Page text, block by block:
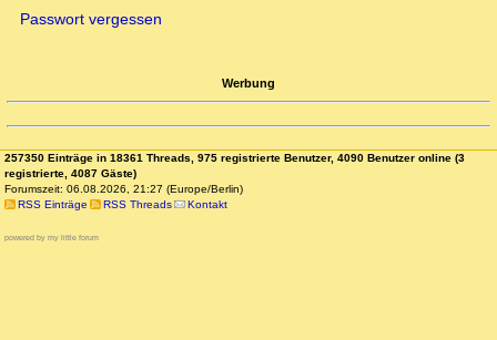
Passwort vergessen
Werbung
257350 Einträge in 18361 Threads, 975 registrierte Benutzer, 4090 Benutzer online (3
registrierte, 4087 Gäste)
Forumszeit: 06.08.2026, 21:27 (Europe/Berlin)
RSS Einträge
RSS Threads Kontakt
powered by my little forum